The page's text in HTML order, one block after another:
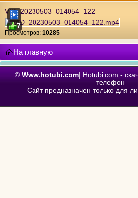
VID_20230503_014054_122
7
Проcмотров: 10285
На главную
© Www.hotubi.com| Hotubi.com -
телефон
Сайт предназначен только для